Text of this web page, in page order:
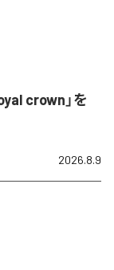
crown」を
2026.8.9